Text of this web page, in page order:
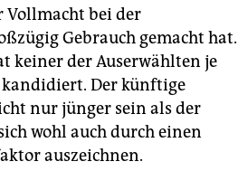
Vollmacht bei der
Gebrauch gemacht hat.
keiner der Auserwählten je
kandidiert. Der künftige
nur jünger sein als der
wohl auch durch einen
auszeichnen.